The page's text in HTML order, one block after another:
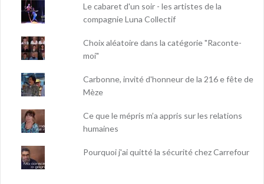
Le cabaret d'un soir - les artistes de la
compagnie Luna Collectif
Choix aléatoire dans la catégorie "Raconte-
moi"
Carbonne, invité d'honneur de la 216 e fête de
Mèze
Ce que le mépris m’a appris sur les relations
humaines
Pourquoi j'ai quitté la sécurité chez Carrefour